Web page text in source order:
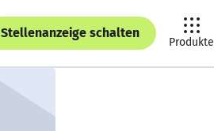
Stellenanzeige schalten
Produkte